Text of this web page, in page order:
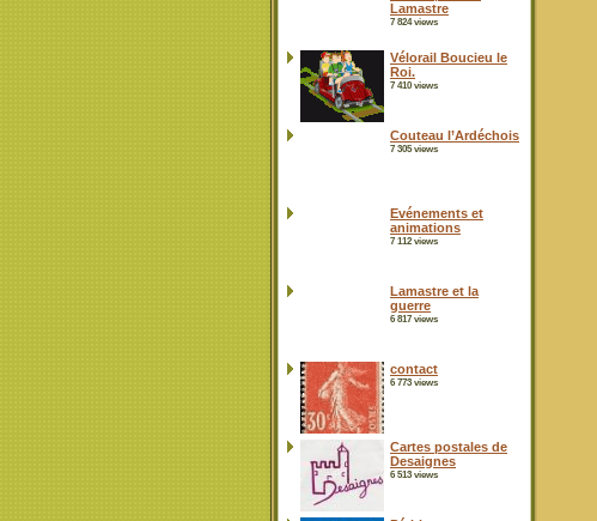
Lamastre
7 824 views
Vélorail Boucieu le
Roi.
7 410 views
Couteau l’Ardéchois
7 305 views
Evénements et
animations
7 112 views
Lamastre et la
guerre
6 817 views
contact
6 773 views
Cartes postales de
Desaignes
6 513 views